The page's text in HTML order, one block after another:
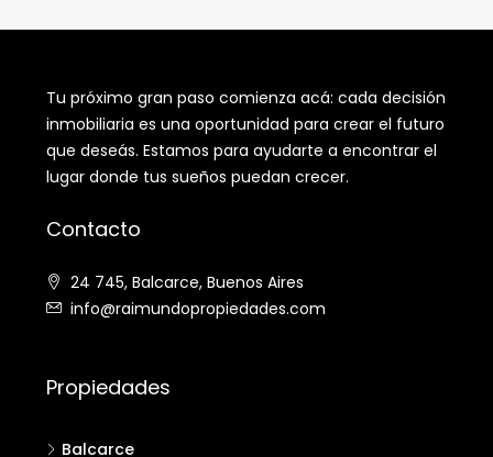
Tu próximo gran paso comienza acá: cada decisión
inmobiliaria es una oportunidad para crear el futuro
que deseás. Estamos para ayudarte a encontrar el
lugar donde tus sueños puedan crecer.
Contacto
24 745, Balcarce, Buenos Aires
info@raimundopropiedades.com
Propiedades
Balcarce